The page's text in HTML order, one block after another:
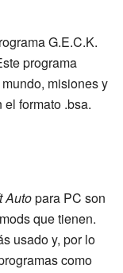
G.E.C.K.
programa
misiones y
formato .bsa.
Autopara PC son
que tienen.
usado y, por lo
como